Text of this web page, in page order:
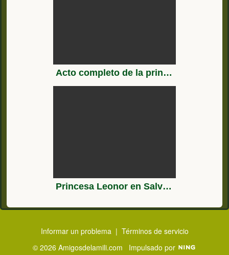
Acto completo de la princesa Leonor en la culminación de su formación militar en Zaragoza
Princesa Leonor en Salvador de Bahía - Brazil
Informar un problema | Términos de servicio
© 2026 Amigosdelamili.com Impulsado por